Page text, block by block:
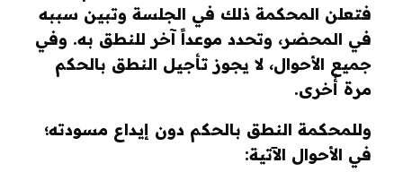
فتعلن المحكمة ذلك في الجلسة وتبين سببه
في المحضر، وتحدد موعداً آخر للنطق به. وفي
جميع الأحوال، لا يجوز تأجيل النطق بالحكم
مرة أُخرى.
وللمحكمة النطق بالحكم دون إيداع مسودته؛
في الأحوال الآتية: